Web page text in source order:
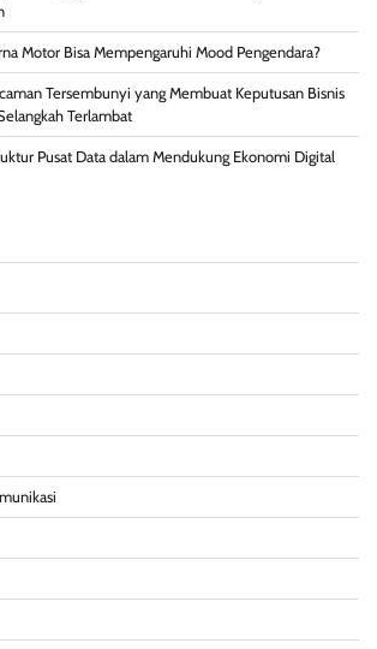
Motor Bisa Mempengaruhi Mood Pengendara?
Tersembunyi yang Membuat Keputusan Bisnis
Terlambat
Pusat Data dalam Mendukung Ekonomi Digital